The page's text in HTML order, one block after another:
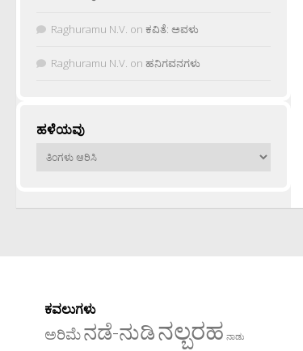
Raghuramu N.V. on ಕವಿತೆ: ಅವಳು
Raghuramu N.V. on ಹನಿಗವನಗಳು
ಹಳೆಯವು
ಹಳೆಯವು
ಕವಲುಗಳು
ಅರಿಮೆನಡೆ-ನುಡಿನಲ್ಬರಹ ನಾಡು